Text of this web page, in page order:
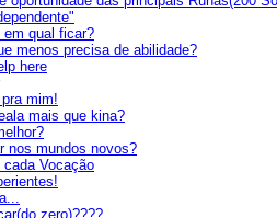
qual ficar?
menos precisa de abilidade?
here
mim!
mais que kina?
nos mundos novos?
Vocação
zero)????